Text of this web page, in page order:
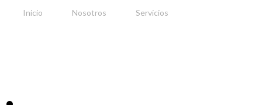
Inicio Nosotros Servicios